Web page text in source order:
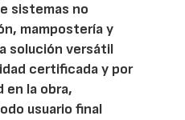
sistemas no
mampostería y
solución versátil
certificada y por
en la obra,
usuario final